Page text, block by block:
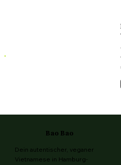
Bao Bao
Dein autentischer, veganer
Vietnamese in Hamburg-